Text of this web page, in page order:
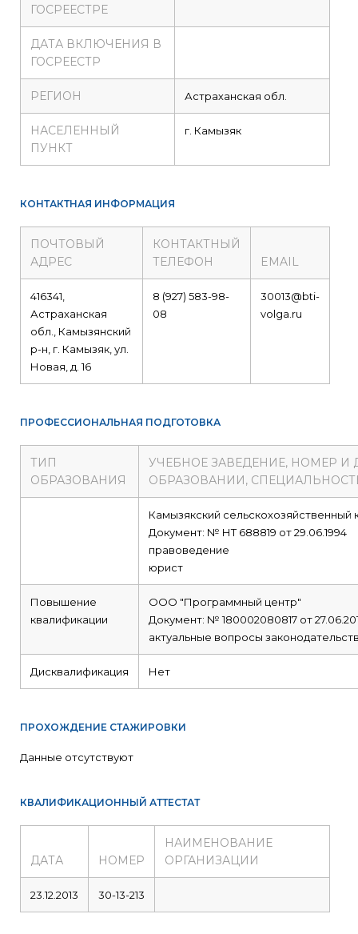
ГОСРЕЕСТРЕ
ДАТА ВКЛЮЧЕНИЯ В
ГОСРЕЕСТР
РЕГИОН Астраханская обл.
НАСЕЛЕННЫЙ
ПУНКТ
г. Камызяк
КОНТАКТНАЯ ИНФОРМАЦИЯ
ПОЧТОВЫЙ
АДРЕС
КОНТАКТНЫЙ
ТЕЛЕФОН
EMAIL
416341,
Астраханская
обл., Камызянский
р-н, г. Камызяк, ул.
Новая, д. 16
8 (927) 583-98-
08
30013@bti-
volga.ru
ПРОФЕССИОНАЛЬНАЯ ПОДГОТОВКА
ТИП
ОБРАЗОВАНИЯ
УЧЕБНОЕ ЗАВЕДЕНИЕ, НОМЕР И
ОБРАЗОВАНИИ,
Камызякский сельскохозяйственный
Документ: № НТ 688819 от 29.06.1994
правоведение
юрист
Повышение
квалификации
ООО "Программный центр"
Документ: № 180002080817 от
актуальные вопросы
Дисквалификация Нет
ПРОХОЖДЕНИЕ СТАЖИРОВКИ
Данные отсутствуют
КВАЛИФИКАЦИОННЫЙ АТТЕСТАТ
ДАТА НОМЕР
НАИМЕНОВАНИЕ
ОРГАНИЗАЦИИ
23.12.2013 30-13-213